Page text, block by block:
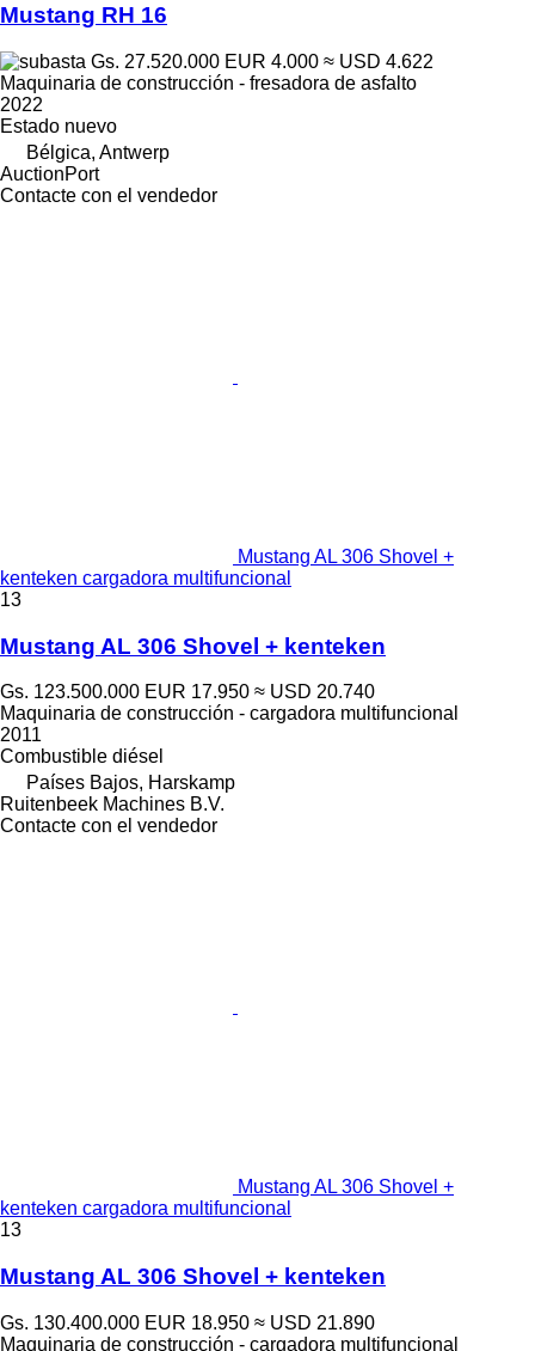
Mustang RH 16
Gs. 27.520.000 EUR 4.000 ≈ USD 4.622
Maquinaria de construcción - fresadora de asfalto
2022
Estado nuevo
Bélgica, Antwerp
AuctionPort
Contacte con el vendedor
Mustang AL 306 Shovel +
kenteken cargadora multifuncional
13
Mustang AL 306 Shovel + kenteken
Gs. 123.500.000 EUR 17.950 ≈ USD 20.740
Maquinaria de construcción - cargadora multifuncional
2011
Combustible diésel
Países Bajos, Harskamp
Ruitenbeek Machines B.V.
Contacte con el vendedor
Mustang AL 306 Shovel +
kenteken cargadora multifuncional
13
Mustang AL 306 Shovel + kenteken
Gs. 130.400.000 EUR 18.950 ≈ USD 21.890
Maquinaria de construcción - cargadora multifuncional